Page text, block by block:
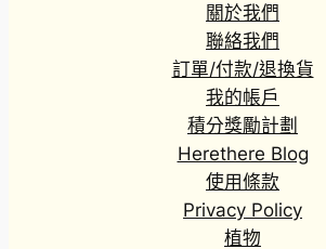
關於我們
聯絡我們
訂單/付款/退換貨
我的帳戶
積分獎勵計劃
Herethere Blog
使用條款
Privacy Policy
植物